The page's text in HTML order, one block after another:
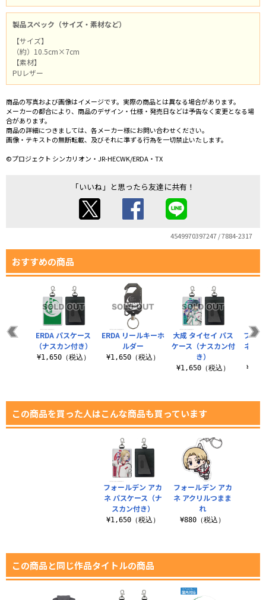
製品スペック（サイズ・素材など）
【サイズ】
（約）10.5cm×7cm
【素材】
PUレザー
商品の写真および画像はイメージです。実際の商品とは異なる場合があります。
メーカーの都合により、商品のデザイン・仕様・発売日などは予告なく変更となる場
合があります。
商品の詳細につきましては、各メーカー様にお問い合わせください。
画像・テキストの無断転載、及びそれに準ずる行為を一切禁止いたします。
©プロジェクト シンカリオン・JR-HECWK/ERDA・TX
「いいね」と思ったら友達に共有！
4549970397247 / 7884-2317
おすすめの商品
ERDA リールキーホ
ルダー
¥1,650（税込）
大成 タイセイ パス
ケース（ナスカン付
き）
¥1,650（税込）
フォ
ネ パ
ERDA パスケース
（ナスカン付き）
¥1,650（税込）
この商品を買った人はこんな商品も買っています
フォールデン アカ
ネ パスケース（ナ
スカン付き）
¥1,650（税込）
フォールデン アカ
ネ アクリルつまま
れ
¥880（税込）
この商品と同じ作品タイトルの商品